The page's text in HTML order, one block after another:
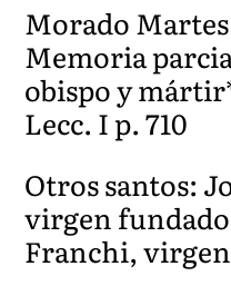
Morado
Memoria
obispo y
Lecc. I p. 710
Otros santos:
virgen
Franchi,